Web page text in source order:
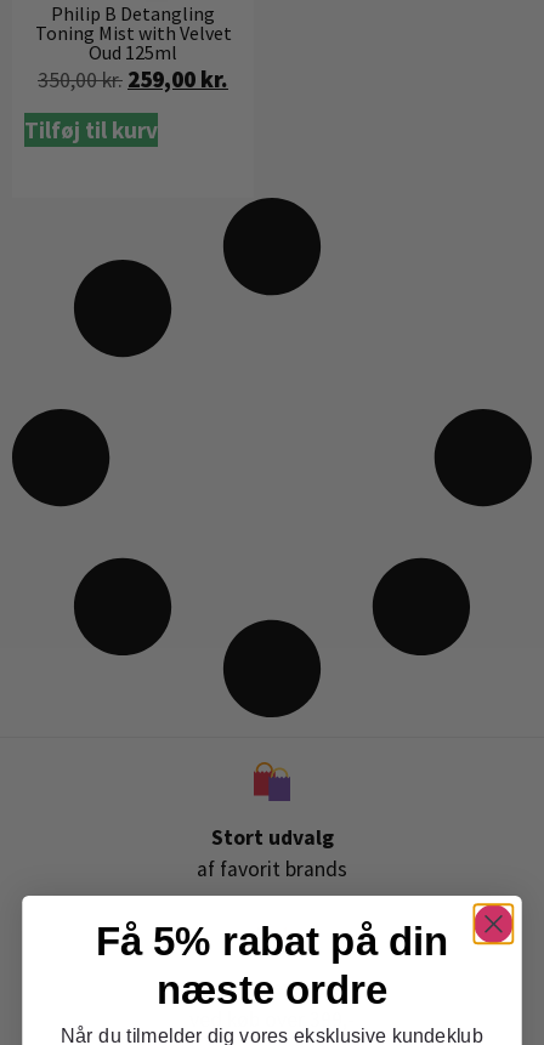
Philip B Detangling
Toning Mist with Velvet
Oud 125ml
350,00kr. 259,00 kr.
Tilføj til kurv
Stort udvalg
af favorit brands
Gratis levering
Få 5% rabat på din
næste ordre
Når du tilmelder dig vores eksklusive kundeklub